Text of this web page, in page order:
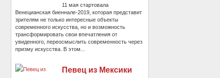
11 мая стартовала
Венецианская биеннале-2019, которая представит
зрителям не только интересные объекты
современного искусства, но и возможность
трансформировать свои впечатления от
увиденного, переосмыслить современность через
призму искусства. В этом...
Певец из Мексики